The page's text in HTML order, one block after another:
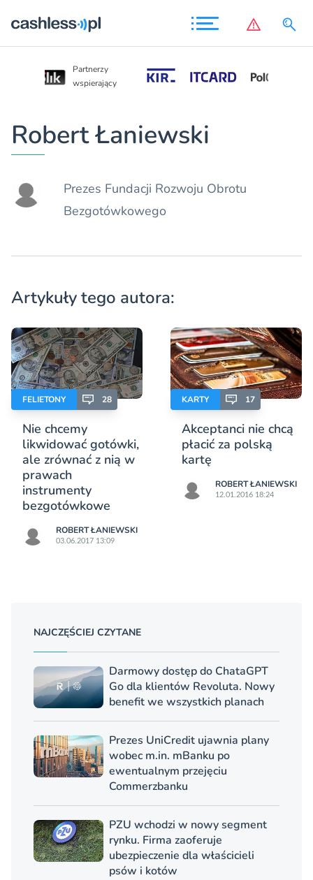
Partnerzy
wspierający
Robert Łaniewski
Prezes Fundacji Rozwoju Obrotu
Bezgotówkowego
Artykuły tego autora:
FELIETONY 28
Nie chcemy
likwidować gotówki,
ale zrównać z nią w
prawach
instrumenty
bezgotówkowe
ROBERT ŁANIEWSKI
03.06.2017 13:09
KARTY 17
Akceptanci nie chcą
płacić za polską
kartę
ROBERT ŁANIEWSKI
12.01.2016 18:24
NAJCZĘŚCIEJ CZYTANE
Darmowy dostęp do ChataGPT
Go dla klientów Revoluta. Nowy
benefit we wszystkich planach
Prezes UniCredit ujawnia plany
wobec m.in. mBanku po
ewentualnym przejęciu
Commerzbanku
PZU wchodzi w nowy segment
rynku. Firma zaoferuje
ubezpieczenie dla właścicieli
psów i kotów